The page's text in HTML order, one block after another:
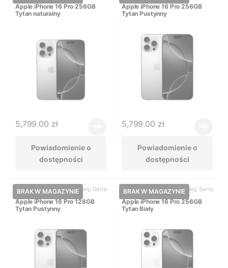
Apple iPhone 16 Pro 256GB
Tytan naturalny
5,799.00 zł
Powiadomienie o
dostępności
Apple iPhone 16 Pro 256GB
Tytan Pustynny
5,799.00 zł
Powiadomienie o
dostępności
iPhone 16 Pro ,iPhone nowy, Seria
16
Apple iPhone 16 Pro 128GB
Tytan Pustynny
iPhone 16 Pro ,iPhone nowy, Seria
16
Apple iPhone 16 Pro 256GB
Tytan Biały